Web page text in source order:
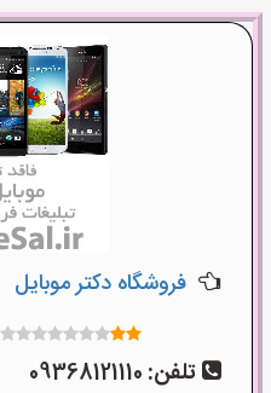
فروشگاه دکتر موبایل
تلفن: 09368121110